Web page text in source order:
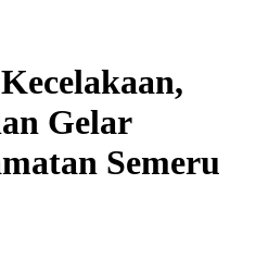
Gelar
Semeru